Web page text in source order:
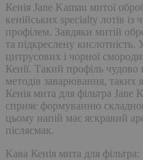
Кенія Jane Kamau митої
кенійських specialty лотів
профілем. Завдяки митій
та підкреслену
цитрусових і чорної
Кенії. Такий профіль чудово
методів заварювання,
Кенія мита для фільтра
сприяє формуванню
цьому напій має яскравий
післясмак.
Кава Кенія мита для фільтра: